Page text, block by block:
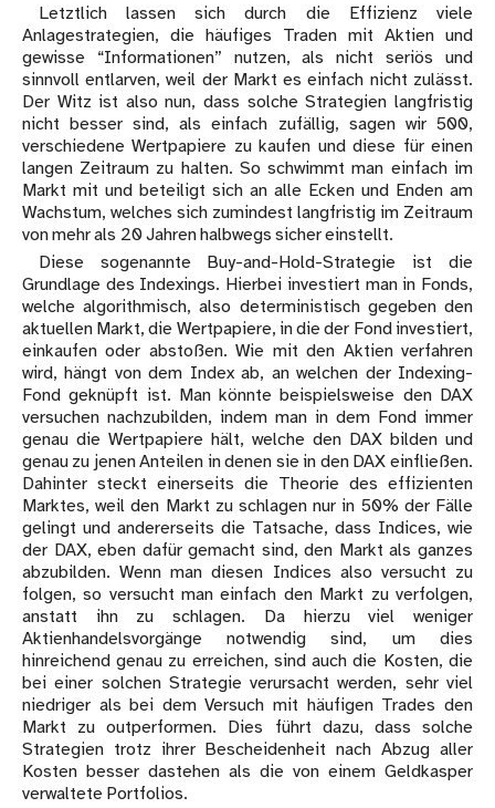
Letztlich lassen sich durch die Effizienz viele
Anlagestrategien, die häufiges Traden mit Aktien und
gewisse “Informationen” nutzen, als nicht seriös und
sinnvoll entlarven, weil der Markt es einfach nicht zulässt.
Der Witz ist also nun, dass solche Strategien langfristig
nicht besser sind, als einfach zufällig, sagen wir 500,
verschiedene Wertpapiere zu kaufen und diese für einen
langen Zeitraum zu halten. So schwimmt man einfach im
Markt mit und beteiligt sich an alle Ecken und Enden am
Wachstum, welches sich zumindest langfristig im Zeitraum
von mehr als 20 Jahren halbwegs sicher einstellt.
Diese sogenannte Buy-and-Hold-Strategie ist die
Grundlage des Indexings. Hierbei investiert man in Fonds,
welche algorithmisch, also deterministisch gegeben den
aktuellen Markt, die Wertpapiere, in die der Fond investiert,
einkaufen oder abstoßen. Wie mit den Aktien verfahren
wird, hängt von dem Index ab, an welchen der Indexing-
Fond geknüpft ist. Man könnte beispielsweise den DAX
versuchen nachzubilden, indem man in dem Fond immer
genau die Wertpapiere hält, welche den DAX bilden und
genau zu jenen Anteilen in denen sie in den DAX einfließen.
Dahinter steckt einerseits die Theorie des effizienten
Marktes, weil den Markt zu schlagen nur in 50% der Fälle
gelingt und andererseits die Tatsache, dass Indices, wie
der DAX, eben dafür gemacht sind, den Markt als ganzes
abzubilden. Wenn man diesen Indices also versucht zu
folgen, so versucht man einfach den Markt zu verfolgen,
anstatt ihn zu schlagen. Da hierzu viel weniger
Aktienhandelsvorgänge notwendig sind, um dies
hinreichend genau zu erreichen, sind auch die Kosten, die
bei einer solchen Strategie verursacht werden, sehr viel
niedriger als bei dem Versuch mit häufigen Trades den
Markt zu outperformen. Dies führt dazu, dass solche
Strategien trotz ihrer Bescheidenheit nach Abzug aller
Kosten besser dastehen als die von einem Geldkasper
verwaltete Portfolios.